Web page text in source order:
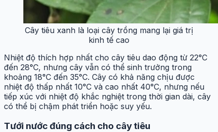
Cây tiêu xanh là loại cây trồng mang lại giá trị
kinh tế cao
Nhiệt độ thích hợp nhất cho cây tiêu dao động từ 22°C
đến 28°C, nhưng cây vẫn có thể sinh trưởng trong
khoảng 18°C đến 35°C. Cây có khả năng chịu được
nhiệt độ thấp nhất 10°C và cao nhất 40°C, nhưng nếu
tiếp xúc với nhiệt độ khắc nghiệt trong thời gian dài, cây
có thể bị chậm phát triển hoặc suy yếu.
Tưới nước đúng cách cho cây tiêu